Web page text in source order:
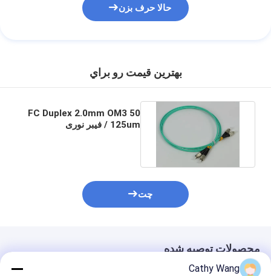
حالا حرف بزن
بهترين قيمت رو براي
FC Duplex 2.0mm OM3 50
/ 125um فیبر نوری
چت
محصولات توصیه شده
Cathy Wang